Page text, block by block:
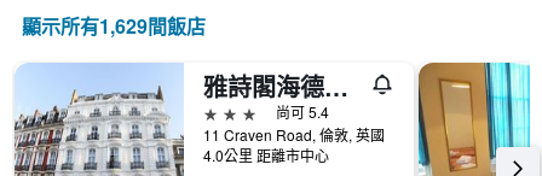
條
Y
軸，
示
房
間
顯示所有1,629間飯店
雅詩閣海德公園飯店
3星級
尚可 5.4
11 Craven Road, 倫敦, 英國
4.0公里 距離市中心